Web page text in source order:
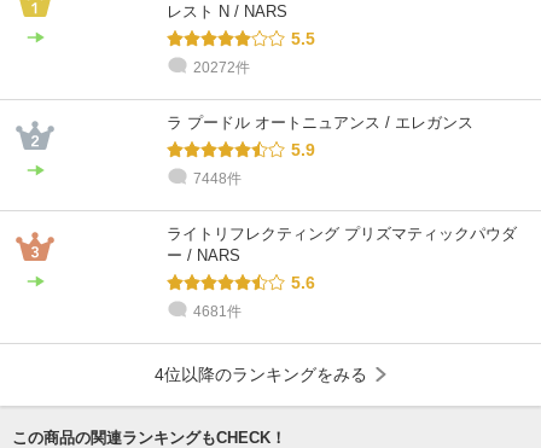
@cosme STORE スタッフ
敏感肌 / ～20代 / ブルベ 敏感肌 / ～20代 / ブルベ
@cosme STORE スタッフ
乾燥肌 / 30代 / ブルベ 乾燥肌 / 30代 / ブルベ
@cosme STORE スタッフ
乾燥肌 / ～20代 / ブルベ 乾燥肌 / 30代 / イエベ
レスト N / NARS
5.5
20272件
ラ プードル オートニュアンス / エレガンス
5.9
7448件
ライトリフレクティング プリズマティックパウダ
ー / NARS
5.6
4681件
4位以降のランキングをみる
この商品の関連ランキングもCHECK！